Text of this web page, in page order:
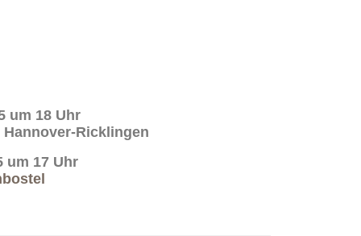
um 18 Uhr
Hannover-Ricklingen
um 17 Uhr